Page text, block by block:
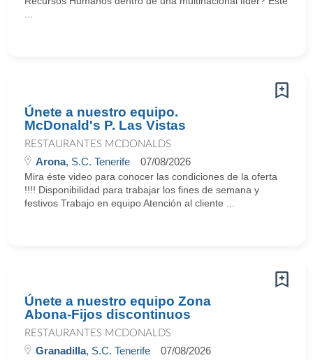
Únete a nuestro equipo.
McDonald's P. Las Vistas
RESTAURANTES MCDONALDS
Arona, S.C. Tenerife 07/08/2026
Mira éste video para conocer las condiciones de la oferta
!!!! Disponibilidad para trabajar los fines de semana y
festivos Trabajo en equipo Atención al cliente ...
Únete a nuestro equipo Zona
Abona-Fijos discontinuos
RESTAURANTES MCDONALDS
Granadilla, S.C. Tenerife 07/08/2026